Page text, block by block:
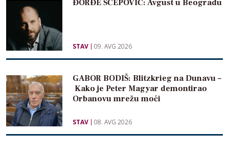
ĐORĐE ŠĆEPOVIĆ: Avgust u Beogradu
STAV 09. AVG 2026
GABOR BODIŠ: Blitzkrieg na Dunavu –
Kako je Peter Magyar demontirao
Orbanovu mrežu moći
STAV 08. AVG 2026